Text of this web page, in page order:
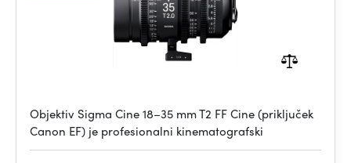
Objektiv Sigma Cine 18–35 mm T2 FF Cine (priključek
Canon EF) je profesionalni kinematografski